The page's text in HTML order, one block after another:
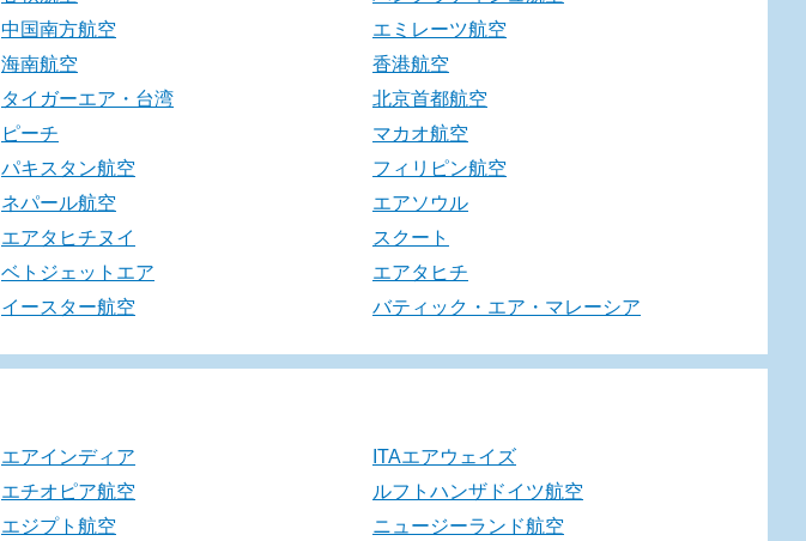
中国南方航空
エミレーツ航空
海南航空
香港航空
タイガーエア・台湾
北京首都航空
ピーチ
マカオ航空
パキスタン航空
フィリピン航空
ネパール航空
エアソウル
エアタヒチヌイ
スクート
ベトジェットエア
エアタヒチ
イースター航空 バティック・エア・マレーシア
エアインディア
ITAエアウェイズ
エチオピア航空
ルフトハンザドイツ航空
エジプト航空
ニュージーランド航空